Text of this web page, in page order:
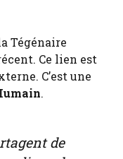
Tégénaire
Ce lien est
C’est une
.
de